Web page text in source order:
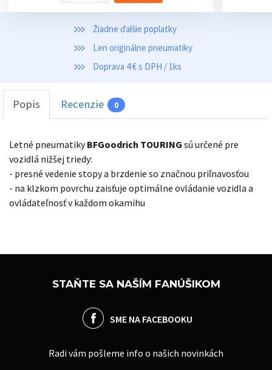
Žiadne ďalšie poplatky
Len originálne pneumatiky
Doprava 4 € s DPH / 1ks
Popis Recenzie 0
Letné pneumatikyBFGoodrich TOURING sú určené pre
vozidlá nižšej triedy:
- presné vedenie stopy a brzdenie so značnou priľnavosťou
- na klzkom povrchu zaisťuje optimálne ovládanie vozidla a
ovládateľnosť v každom okamihu
STAŇTE SA NAŠÍM FANÚŠIKOM
SME NA FACEBOOKU
Radi vám pošleme info o našich novinkách